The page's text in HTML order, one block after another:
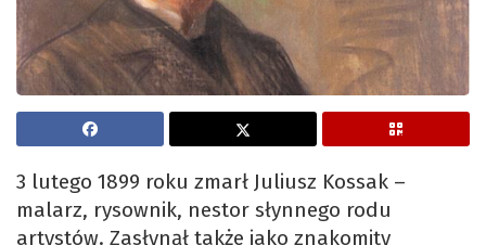
3 lutego 1899 roku zmarł Juliusz Kossak –
malarz, rysownik, nestor słynnego rodu
artystów. Zasłynął także jako znakomity